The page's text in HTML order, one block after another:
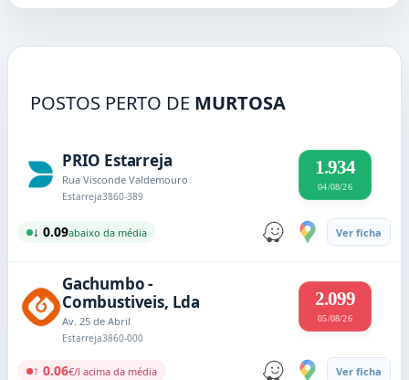
POSTOS PERTO DE MURTOSA
PRIO Estarreja
Rua Visconde Valdemouro
Estarreja3860-389
1.934
04/08/26
↓ 0.09abaixo da média Ver ficha
Gachumbo -
Combustiveis, Lda
Av. 25 de Abril
Estarreja3860-000
2.099
05/08/26
↑ 0.06€/l acima da média Ver ficha